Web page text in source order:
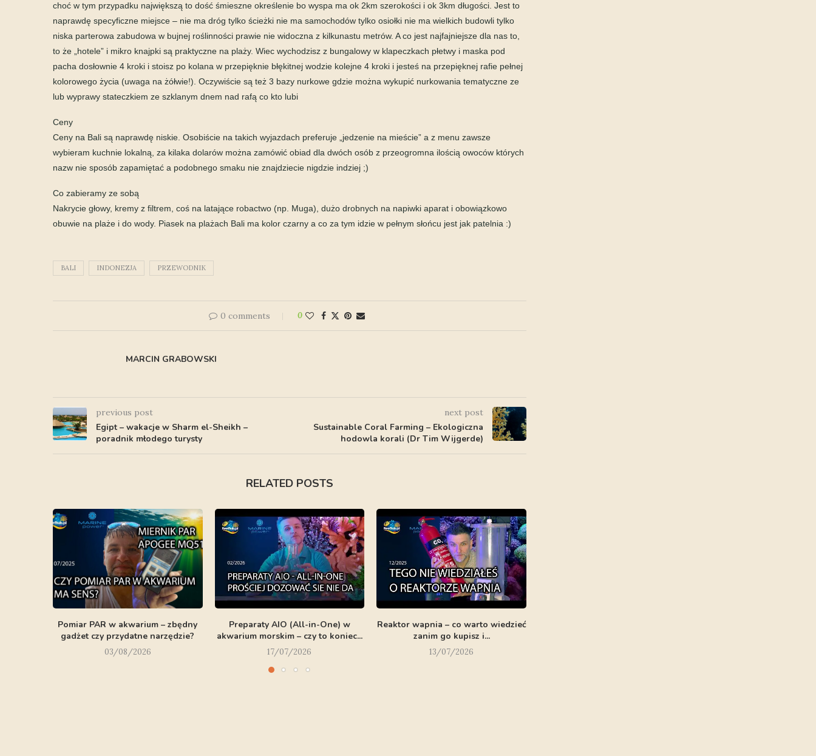
choć w tym przypadku największą to dość śmieszne określenie bo wyspa ma ok 2km szerokości i ok 3km długości. Jest to
naprawdę specyficzne miejsce – nie ma dróg tylko ścieżki nie ma samochodów tylko osiołki nie ma wielkich budowli tylko
niska parterowa zabudowa w bujnej roślinności prawie nie widoczna z kilkunastu metrów. A co jest najfajniejsze dla nas to,
to że „hotele” i mikro knajpki są praktyczne na plaży. Wiec wychodzisz z bungalowy w klapeczkach płetwy i maska pod
pacha dosłownie 4 kroki i stoisz po kolana w przepięknie błękitnej wodzie kolejne 4 kroki i jesteś na przepięknej rafie pełnej
kolorowego życia (uwaga na żółwie!). Oczywiście są też 3 bazy nurkowe gdzie można wykupić nurkowania tematyczne ze
lub wyprawy stateczkiem ze szklanym dnem nad rafą co kto lubi
Ceny
Ceny na Bali są naprawdę niskie. Osobiście na takich wyjazdach preferuje „jedzenie na mieście” a z menu zawsze
wybieram kuchnie lokalną, za kilaka dolarów można zamówić obiad dla dwóch osób z przeogromna ilością owoców których
nazw nie sposób zapamiętać a podobnego smaku nie znajdziecie nigdzie indziej ;)
Co zabieramy ze sobą
Nakrycie głowy, kremy z filtrem, coś na latające robactwo (np. Muga), dużo drobnych na napiwki aparat i obowiązkowo
obuwie na plaże i do wody. Piasek na plażach Bali ma kolor czarny a co za tym idzie w pełnym słońcu jest jak patelnia :)
BALI INDONEZJA PRZEWODNIK
0 comments 0
MARCIN GRABOWSKI
previous post
Egipt – wakacje w Sharm el-Sheikh –
poradnik młodego turysty
next post
Sustainable Coral Farming – Ekologiczna
hodowla korali (Dr Tim Wijgerde)
RELATED POSTS
Pomiar PAR w akwarium – zbędny
gadżet czy przydatne narzędzie?
03/08/2026
Preparaty AIO (All-in-One) w
akwarium morskim – czy to koniec...
17/07/2026
Reaktor wapnia – co warto wiedzieć
zanim go kupisz i...
13/07/2026